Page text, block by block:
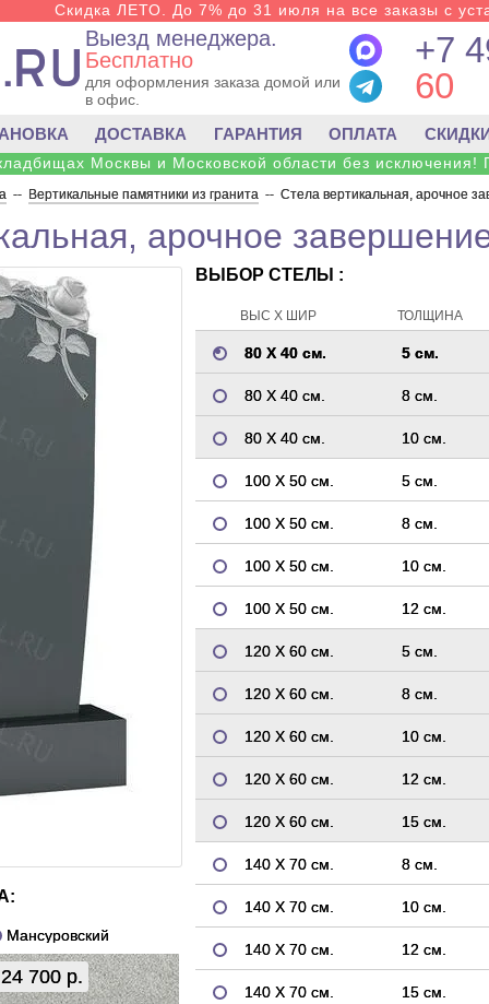
Скидка ЛЕТО. До 7% до 31 июля на все заказы с
Выезд менеджера.
Бесплатно
для оформления заказа домой или
в офис.
+7
60
ДОСТАВКА ГАРАНТИЯ ОПЛАТА
Москвы и Московской области без исключения!
-- Вертикальные памятники из гранита -- Стела вертикальная, арочное
арочное
Мансуровский
24 700 р.
ВЫБОР СТЕЛЫ :
ВЫС Х ШИР ТОЛЩИНА
80 Х 40 см. 5 см.
80 Х 40 см. 8 см.
80 Х 40 см. 10 см.
100 Х 50 см. 5 см.
100 Х 50 см. 8 см.
100 Х 50 см. 10 см.
100 Х 50 см. 12 см.
120 Х 60 см. 5 см.
120 Х 60 см. 8 см.
120 Х 60 см. 10 см.
120 Х 60 см. 12 см.
120 Х 60 см. 15 см.
140 Х 70 см. 8 см.
140 Х 70 см. 10 см.
140 Х 70 см. 12 см.
140 Х 70 см. 15 см.